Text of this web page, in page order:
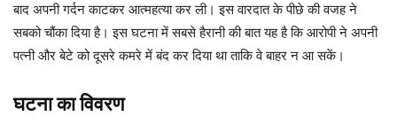
बाद अपनी गर्दन काटकर आत्महत्या कर ली। इस वारदात के पीछे की वजह ने
सबको चौंका दिया है। इस घटना में सबसे हैरानी की बात यह है कि आरोपी ने अपनी
पत्नी और बेटे को दूसरे कमरे में बंद कर दिया था ताकि वे बाहर न आ सकें।
घटना का विवरण